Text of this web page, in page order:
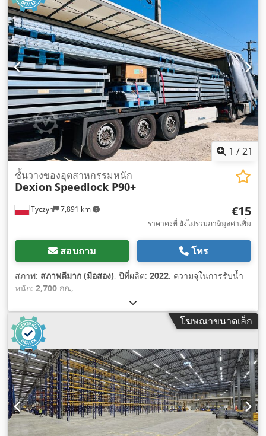
1 /21
Tyczyn 7,891 km
ชั้นวางของอุตสาหกรรมหนัก
Dexion Speedlock P90+
€15
ราคาคงที่ ยังไม่รวมภาษีมูลค่าเพิ่ม
สอบถาม โทร
สภาพ: สภาพดีมาก (มือสอง), ปีที่ผลิต: 2022, ความจุในการรับน้ำ
หนัก: 2,700 กก.,
โฆษณาขนาดเล็ก